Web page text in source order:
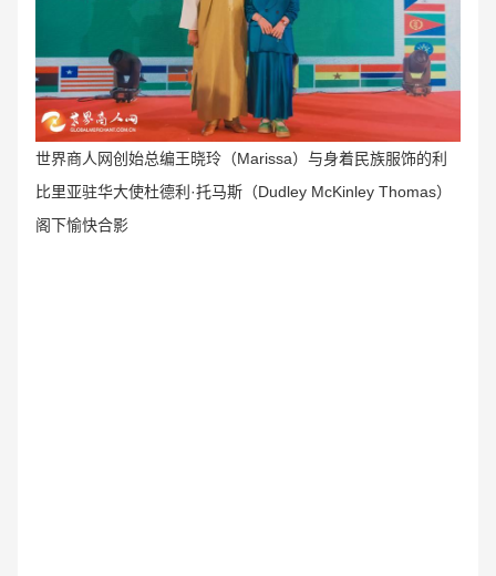
世界商人网创始总编王晓玲（Marissa）与身着民族服饰的利
比里亚驻华大使杜德利·托马斯（Dudley McKinley Thomas）
阁下愉快合影